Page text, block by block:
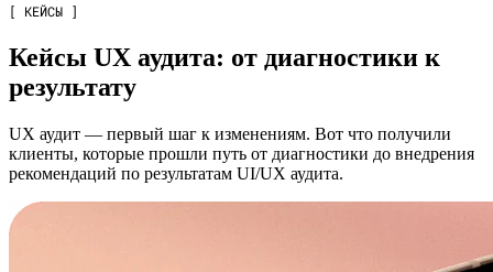
[ КЕЙСЫ ]
Кейсы UX аудита: от диагностики к
результату
UX аудит — первый шаг к изменениям. Вот что получили
клиенты, которые прошли путь от диагностики до внедрения
рекомендаций по результатам UI/UX аудита.